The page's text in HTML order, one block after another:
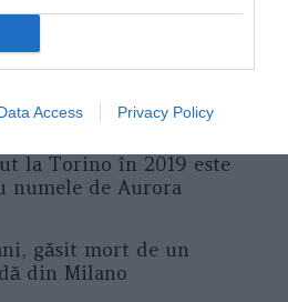
Access Privacy Policy
la Torino în 2019 este
numele de Aurora
găsit mort de un
din Milano